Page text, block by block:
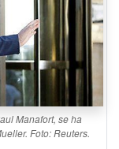
Manafort, se ha
Foto: Reuters.